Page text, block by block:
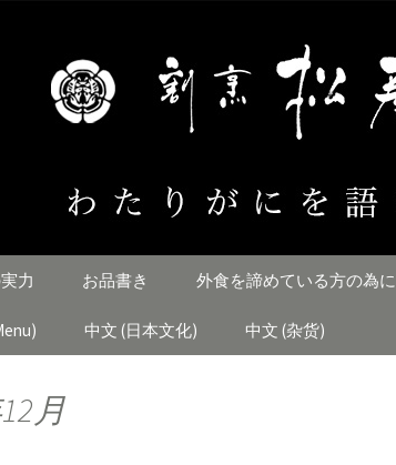
語る
力 お品書き 外食を諦めている方の為に
中文 (日本文化) 中文 (杂货)
月